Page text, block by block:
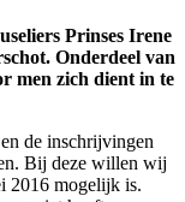
Prinses Irene
Onderdeel van
men zich dient in te
de inschrijvingen
Bij deze willen wij
2016 mogelijk is.